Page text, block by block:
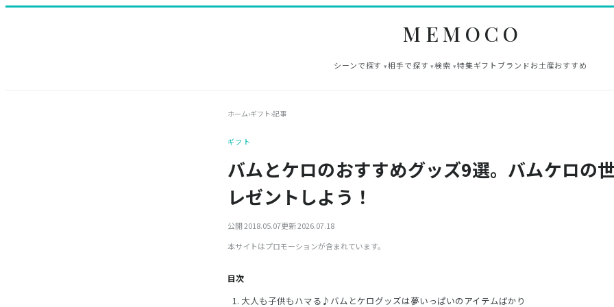
MEMOCO
シーンで探す 相手で探す 検索 特集ギフトブランドお土産おすすめ
ホーム›ギフト›記事
ギフト
バムとケロのおすすめグッズ9選。バムケロの
レゼントしよう！
公開 2018.05.07更新 2026.07.18
本サイトはプロモーションが含まれています。
目次
大人も子供もハマる♪バムとケログッズは夢いっぱいのアイテムばかり